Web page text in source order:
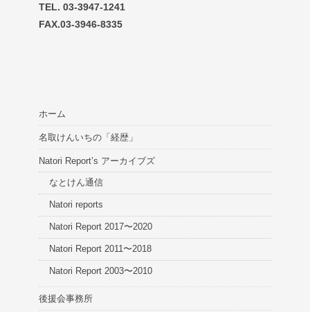
TEL. 03-3947-1241
FAX.03-3946-8335
ホーム
名取けんいちの「経歴」
Natori Report’s アーカイブズ
なとけん通信
Natori reports
Natori Report 2017〜2020
Natori Report 2011〜2018
Natori Report 2003〜2010
後援会事務所